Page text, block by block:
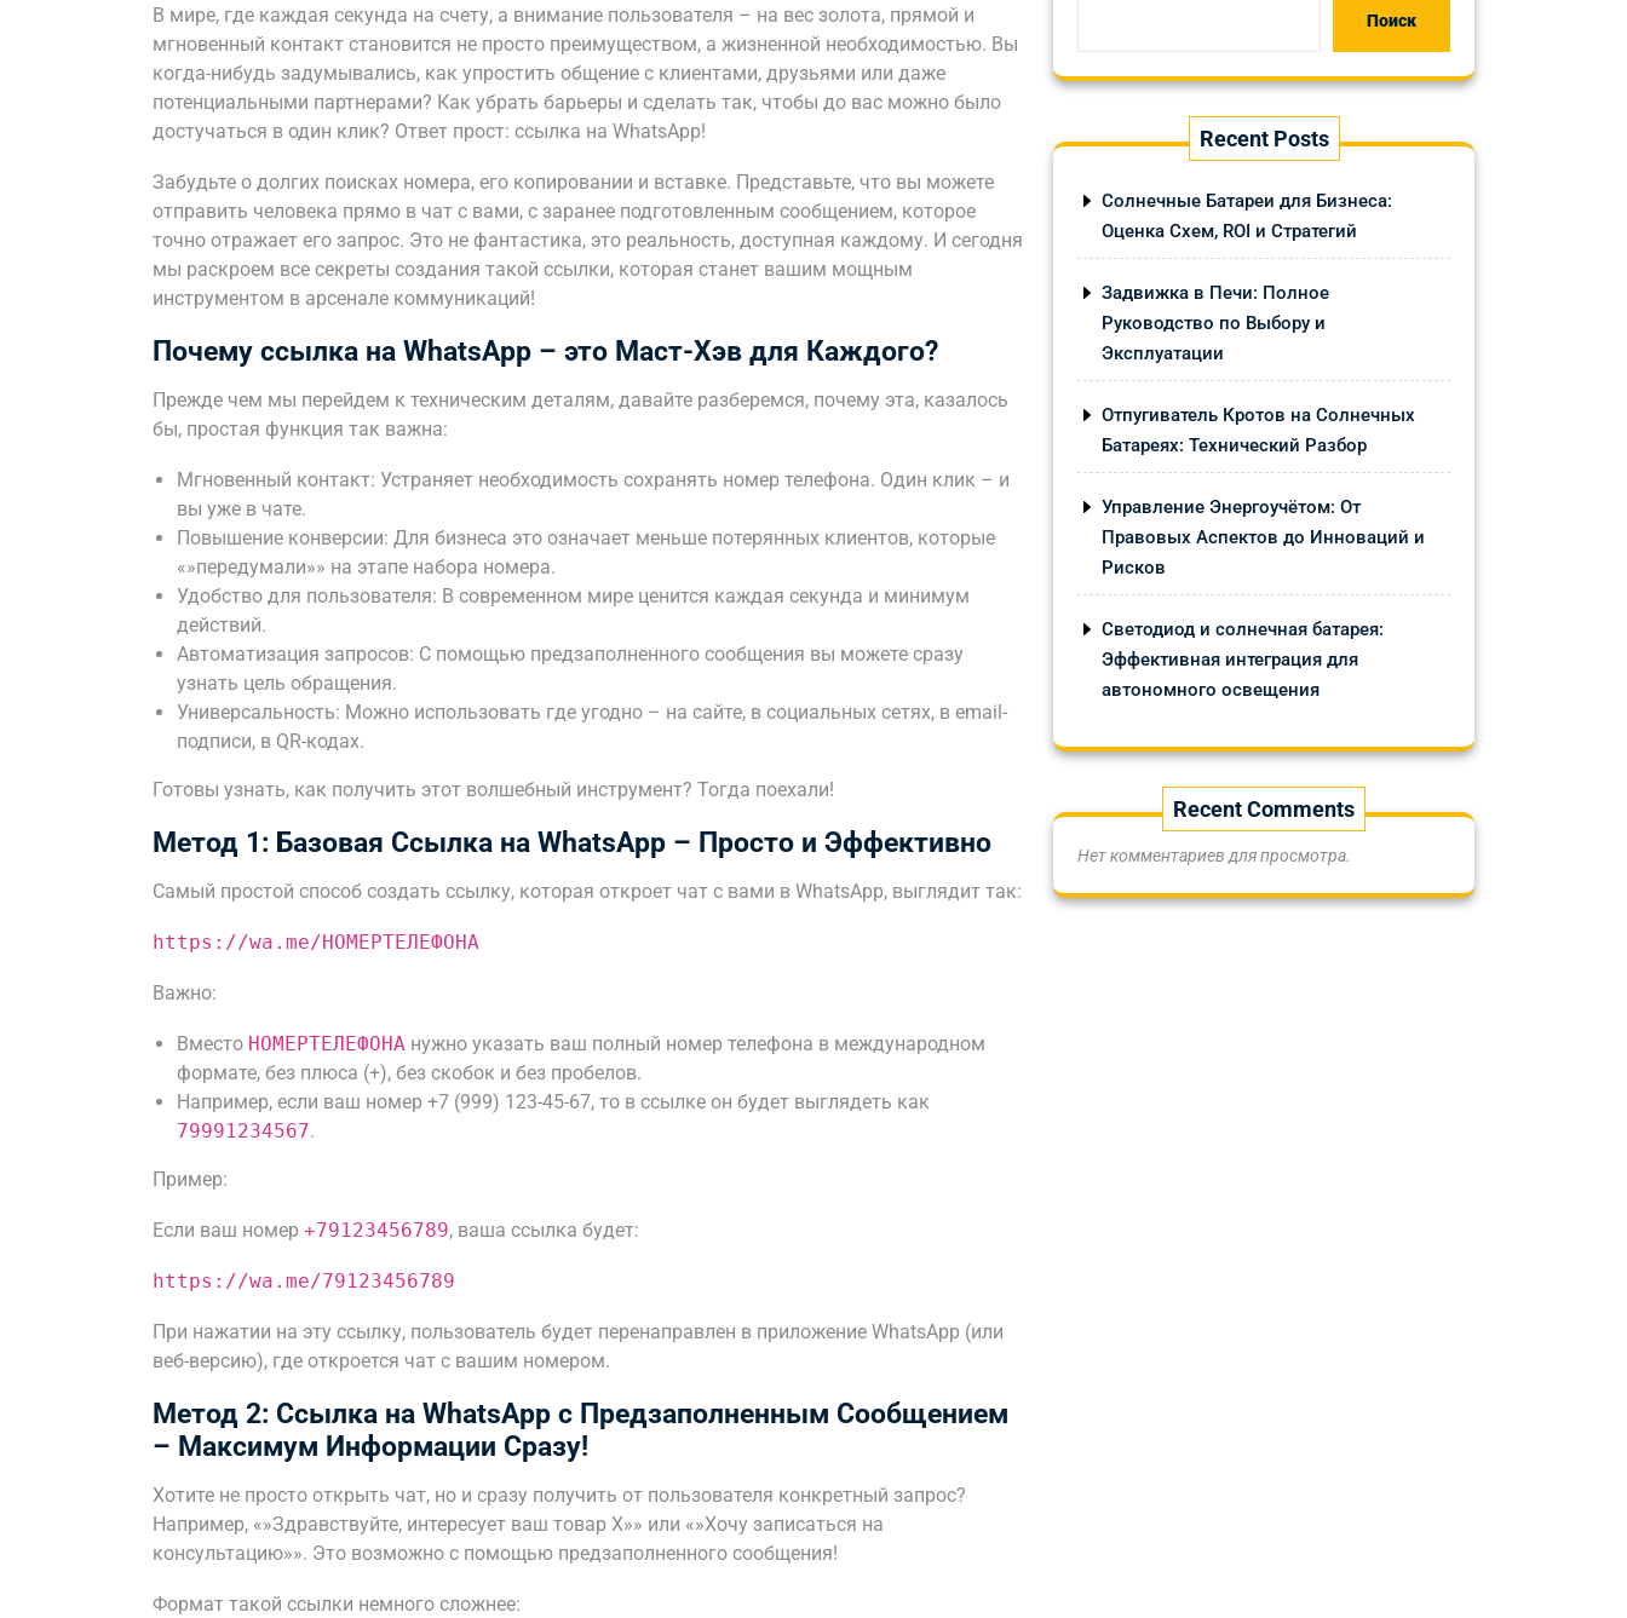
В мире, где каждая секунда на счету, а внимание пользователя – на вес золота, прямой и
мгновенный контакт становится не просто преимуществом, а жизненной необходимостью. Вы
когда-нибудь задумывались, как упростить общение с клиентами, друзьями или даже
потенциальными партнерами? Как убрать барьеры и сделать так, чтобы до вас можно было
достучаться в один клик? Ответ прост: ссылка на WhatsApp!
Забудьте о долгих поисках номера, его копировании и вставке. Представьте, что вы можете
отправить человека прямо в чат с вами, с заранее подготовленным сообщением, которое
точно отражает его запрос. Это не фантастика, это реальность, доступная каждому. И сегодня
мы раскроем все секреты создания такой ссылки, которая станет вашим мощным
инструментом в арсенале коммуникаций!
Почему ссылка на WhatsApp – это Маст-Хэв для Каждого?
Прежде чем мы перейдем к техническим деталям, давайте разберемся, почему эта, казалось
бы, простая функция так важна:
Мгновенный контакт: Устраняет необходимость сохранять номер телефона. Один клик – и
вы уже в чате.
Повышение конверсии: Для бизнеса это означает меньше потерянных клиентов, которые
«»передумали»» на этапе набора номера.
Удобство для пользователя: В современном мире ценится каждая секунда и минимум
действий.
Автоматизация запросов: С помощью предзаполненного сообщения вы можете сразу
узнать цель обращения.
Универсальность: Можно использовать где угодно – на сайте, в социальных сетях, в email-
подписи, в QR-кодах.
Готовы узнать, как получить этот волшебный инструмент? Тогда поехали!
Метод 1: Базовая Ссылка на WhatsApp – Просто и Эффективно
Самый простой способ создать ссылку, которая откроет чат с вами в WhatsApp, выглядит так:
https://wa.me/НОМЕРТЕЛЕФОНА
Важно:
Вместо НОМЕРТЕЛЕФОНА нужно указать ваш полный номер телефона в международном
формате, без плюса (+), без скобок и без пробелов.
Например, если ваш номер +7 (999) 123-45-67, то в ссылке он будет выглядеть как
79991234567.
Пример:
Если ваш номер +79123456789, ваша ссылка будет:
https://wa.me/79123456789
При нажатии на эту ссылку, пользователь будет перенаправлен в приложение WhatsApp (или
веб-версию), где откроется чат с вашим номером.
Метод 2: Ссылка на WhatsApp с Предзаполненным Сообщением
– Максимум Информации Сразу!
Хотите не просто открыть чат, но и сразу получить от пользователя конкретный запрос?
Например, «»Здравствуйте, интересует ваш товар Х»» или «»Хочу записаться на
консультацию»». Это возможно с помощью предзаполненного сообщения!
Формат такой ссылки немного сложнее:
Поиск
Recent Posts
Солнечные Батареи для Бизнеса:
Оценка Схем, ROI и Стратегий
Задвижка в Печи: Полное
Руководство по Выбору и
Эксплуатации
Отпугиватель Кротов на Солнечных
Батареях: Технический Разбор
Управление Энергоучётом: От
Правовых Аспектов до Инноваций и
Рисков
Светодиод и солнечная батарея:
Эффективная интеграция для
автономного освещения
Recent Comments
Нет комментариев для просмотра.